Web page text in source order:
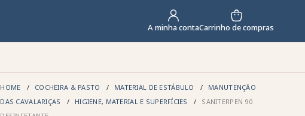
A minha contaCarrinho de compras
HOME COCHEIRA & PASTO MATERIAL DE ESTÁBULO
MANUTENÇÃO
DAS CAVALARIÇAS
HIGIENE, MATERIAL E SUPERFÍCIES
SANITERPEN 90